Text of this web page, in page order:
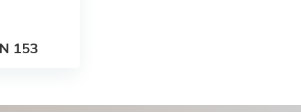
153